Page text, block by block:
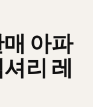
매 아파
리 레